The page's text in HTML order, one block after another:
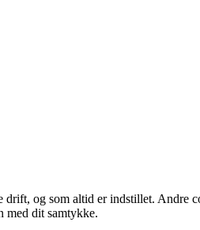
og som altid er indstillet.
med dit samtykke.